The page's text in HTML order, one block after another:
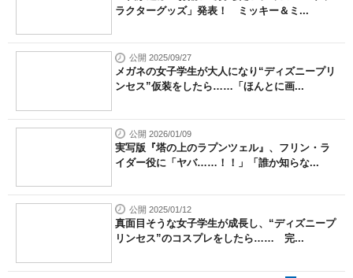
ラクターグッズ」発表！ ミッキー＆ミ...
公開 2025/09/27
メガネの女子学生が大人になり“ディズニープリ
ンセス”仮装をしたら……「ほんとに画...
公開 2026/01/09
実写版『塔の上のラプンツェル』、フリン・ラ
イダー役に「ヤバ……！！」「誰か知らな...
公開 2025/01/12
真面目そうな女子学生が成長し、“ディズニープ
リンセス”のコスプレをしたら…… 完...